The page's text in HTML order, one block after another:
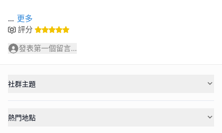
... 更多
評分
發表第一個留言...
社群主題
熱門地點